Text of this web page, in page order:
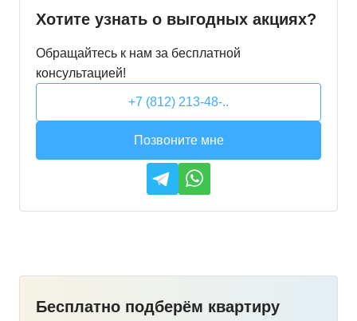
Хотите узнать о выгодных акциях?
Обращайтесь к нам за бесплатной
консультацией!
+7 (812) 213-48-..
Позвоните мне
Бесплатно подберём квартиру